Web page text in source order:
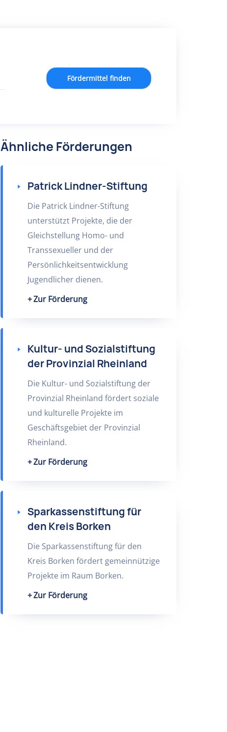
Fördermittel finden
Ähnliche Förderungen
Patrick Lindner-Stiftung
Die Patrick Lindner-Stiftung
unterstützt Projekte, die der
Gleichstellung Homo- und
Transsexueller und der
Persönlichkeitsentwicklung
Jugendlicher dienen.
Zur Förderung
Kultur- und Sozialstiftung
der Provinzial Rheinland
Die Kultur- und Sozialstiftung der
Provinzial Rheinland fördert soziale
und kulturelle Projekte im
Geschäftsgebiet der Provinzial
Rheinland.
Zur Förderung
Sparkassenstiftung für
den Kreis Borken
Die Sparkassenstiftung für den
Kreis Borken fördert gemeinnützige
Projekte im Raum Borken.
Zur Förderung